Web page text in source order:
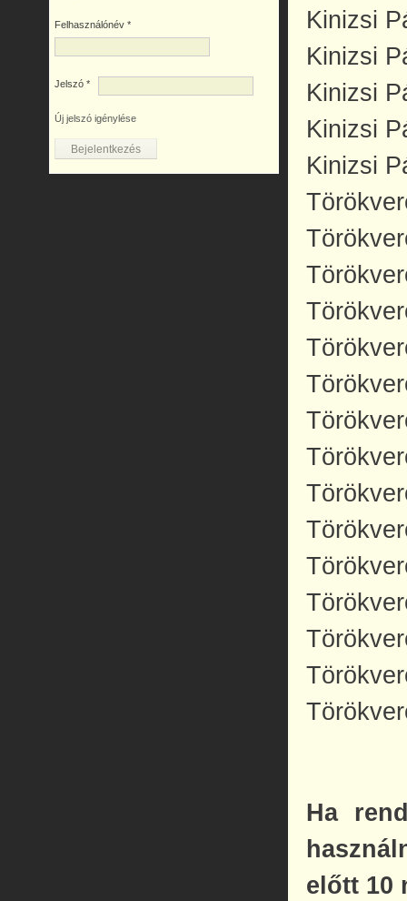
Felhasználónév *
Jelszó *
Új jelszó igénylése
Kinizsi
Kinizsi
Kinizsi
Kinizsi
Kinizsi
Ha
előtt 10